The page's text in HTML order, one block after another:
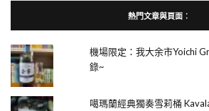
熱門文章與頁面︰
機場限定：我大余市Yoichi
錄~
噶瑪蘭經典獨奏雪莉桶